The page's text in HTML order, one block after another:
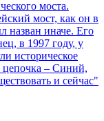
моста.
мост, как он в
назван иначе. Его
в 1997 году, у
историческое
цепочка – Синий,
и сейчас"